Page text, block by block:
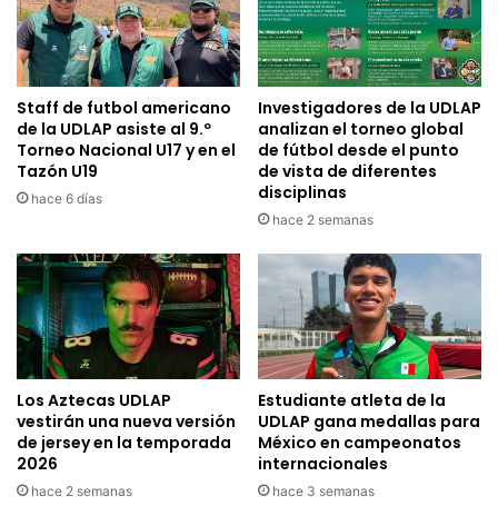
Staff de futbol americano
de la UDLAP asiste al 9.º
Torneo Nacional U17 y en el
Tazón U19
hace 6 días
Investigadores de la UDLAP
analizan el torneo global
de fútbol desde el punto
de vista de diferentes
disciplinas
hace 2 semanas
Los Aztecas UDLAP
vestirán una nueva versión
de jersey en la temporada
2026
hace 2 semanas
Estudiante atleta de la
UDLAP gana medallas para
México en campeonatos
internacionales
hace 3 semanas